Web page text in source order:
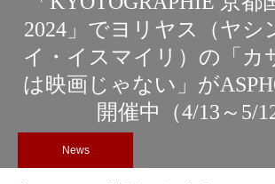
2024」でヨリヤス（ヤシ
イ・イスマイリ）の「カ
は映画じゃない」が
開催中（4/13～5/12
News